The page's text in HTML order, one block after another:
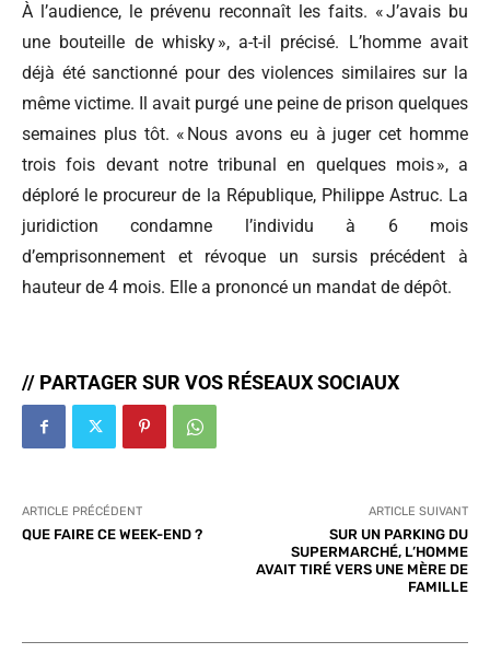
À l’audience, le prévenu reconnaît les faits. « J’avais bu
une bouteille de whisky », a-t-il précisé. L’homme avait
déjà été sanctionné pour des violences similaires sur la
même victime. Il avait purgé une peine de prison quelques
semaines plus tôt. « Nous avons eu à juger cet homme
trois fois devant notre tribunal en quelques mois », a
déploré le procureur de la République, Philippe Astruc. La
juridiction condamne l’individu à 6 mois
d’emprisonnement et révoque un sursis précédent à
hauteur de 4 mois. Elle a prononcé un mandat de dépôt.
// PARTAGER SUR VOS RÉSEAUX SOCIAUX
ARTICLE PRÉCÉDENT
QUE FAIRE CE WEEK-END ?
ARTICLE SUIVANT
SUR UN PARKING DU
SUPERMARCHÉ, L’HOMME
AVAIT TIRÉ VERS UNE MÈRE DE
FAMILLE